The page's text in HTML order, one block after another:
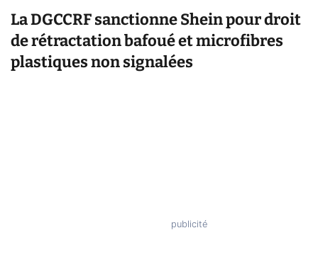
La DGCCRF sanctionne Shein pour droit
de rétractation bafoué et microfibres
plastiques non signalées